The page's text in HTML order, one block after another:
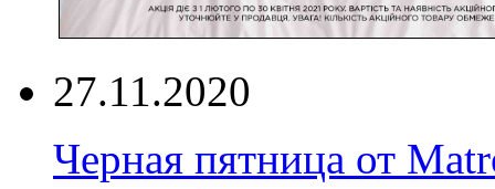
27.11.2020
Черная пятница от